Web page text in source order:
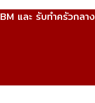
และ รับทำครัวกลาง